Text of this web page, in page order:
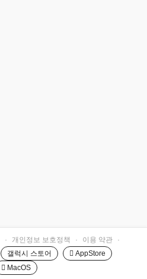
· 개인정보 보호정책 · 이용 약관
·
갤럭시 스토어
 AppStore
 MacOS